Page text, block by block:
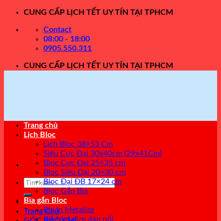
Skip
content
CUNG CẤP LỊCH TẾT UY TÍN TẠI TPHCM
Contact
08:00 - 18:00
0905.550.311
CUNG CẤP LỊCH TẾT UY TÍN TẠI TPHCM
Tìm
kiếm:
Trang Chủ
Trang chủ
Lịch Bloc
Lịch Bloc 38×53 Cm
Siêu Cực Đại 30x40cm (29x41Cm)
Bloc Cực Đại 25×35 cm
Bloc Siêu Đại 20×30 cm
Bloc Đại ĐB 17×24 cm
Bloc Gắn Bìa
Bìa gắn Bloc
Bìa In Metalize
Bìa Metalize dán nổi